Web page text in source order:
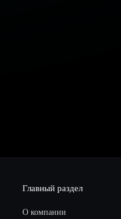
Главный раздел
О компании